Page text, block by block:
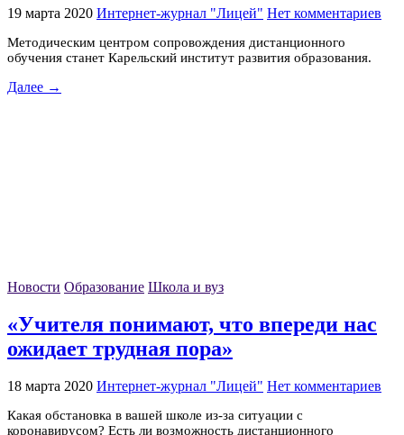
19 марта 2020 Интернет-журнал "Лицей" Нет комментариев
Методическим центром сопровождения дистанционного
обучения станет Карельский институт развития образования.
Далее →
Новости Образование Школа и вуз
«Учителя понимают, что впереди нас
ожидает трудная пора»
18 марта 2020 Интернет-журнал "Лицей" Нет комментариев
Какая обстановка в вашей школе из-за ситуации с
коронавирусом? Есть ли возможность дистанционного